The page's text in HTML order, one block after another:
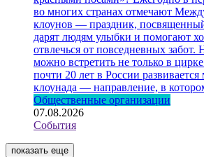
во многих странах отмечают
клоунов — праздник,
дарят людям улыбки и помогают
отвлечься от повседневных забот.
можно встретить не только в
почти 20 лет в России
клоунада — направление, в
Общественные организации
07.08.2026
События
показать еще